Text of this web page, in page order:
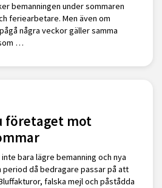
bemanningen under sommaren
feriearbetare. Men även om
några veckor gäller samma
…
företaget mot
bara lägre bemanning och nya
period då bedragare passar på att
falska mejl och påstådda